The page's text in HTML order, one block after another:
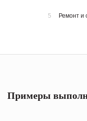
5 Ремонт и
Примеры